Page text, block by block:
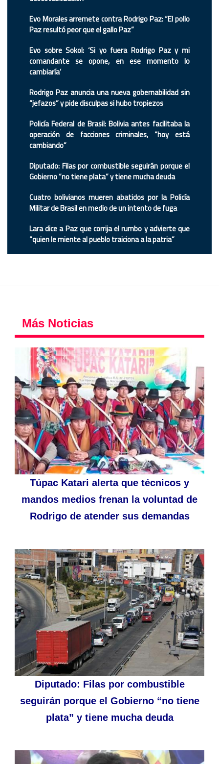
Evo Morales arremete contra Rodrigo Paz: “El pollo
Paz resultó peor que el gallo Paz”
Evo sobre Sokol: ‘Si yo fuera Rodrigo Paz y mi
comandante se opone, en ese momento lo
cambiaría’
Rodrigo Paz anuncia una nueva gobernabilidad sin
“jefazos” y pide disculpas si hubo tropiezos
Policía Federal de Brasil: Bolivia antes facilitaba la
operación de facciones criminales, “hoy está
cambiando”
Diputado: Filas por combustible seguirán porque el
Gobierno “no tiene plata” y tiene mucha deuda
Cuatro bolivianos mueren abatidos por la Policía
Militar de Brasil en medio de un intento de fuga
Lara dice a Paz que corrija el rumbo y advierte que
“quien le miente al pueblo traiciona a la patria”
Más Noticias
Túpac Katari alerta que técnicos y
mandos medios frenan la voluntad de
Rodrigo de atender sus demandas
Diputado: Filas por combustible
seguirán porque el Gobierno “no tiene
plata” y tiene mucha deuda